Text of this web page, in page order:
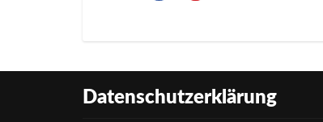
Datenschutzerklärung